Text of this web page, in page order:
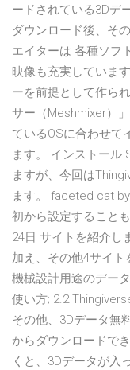
ードされている3Dデ
ダウンロード後、そ
エイターは 各種ソフ
映像も充実していま
ーを前提として作ら
サー（Meshmixer）
ているOSに合わせて
ます。 インストール
ますが、今回は
ます。 faceted cat
初から設定すること
24日 サイトを紹介し
加え、その他4サイト
機械設計用途のデー
使い方; 2.2
その他、3Dデータ無
からダウンロードで
くと、3Dデータが入